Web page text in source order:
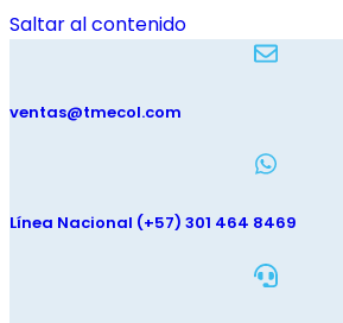
Saltar al contenido
ventas@tmecol.com
Línea Nacional (+57) 301 464 8469